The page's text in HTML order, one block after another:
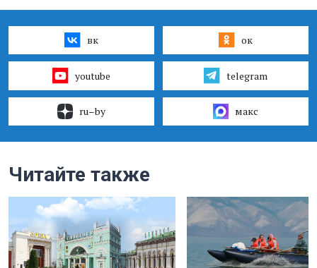
вк ок
youtube telegram
ru–by макс
Читайте также